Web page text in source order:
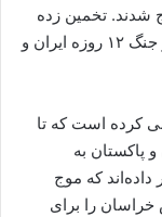
شدند. تخمین زده
می‌شود که تاکنون ۵۰۰ هزار افغان دیگر پس از جنگ ۱۲ روزه ایران و
کرده است که تا
پاکستان به
داده‌اند که موج
خراسان را برای